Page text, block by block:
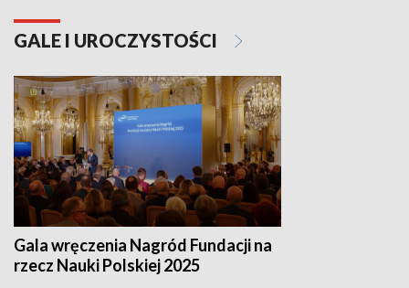
GALE I UROCZYSTOŚCI
Gala wręczenia Nagród Fundacji na
rzecz Nauki Polskiej 2025